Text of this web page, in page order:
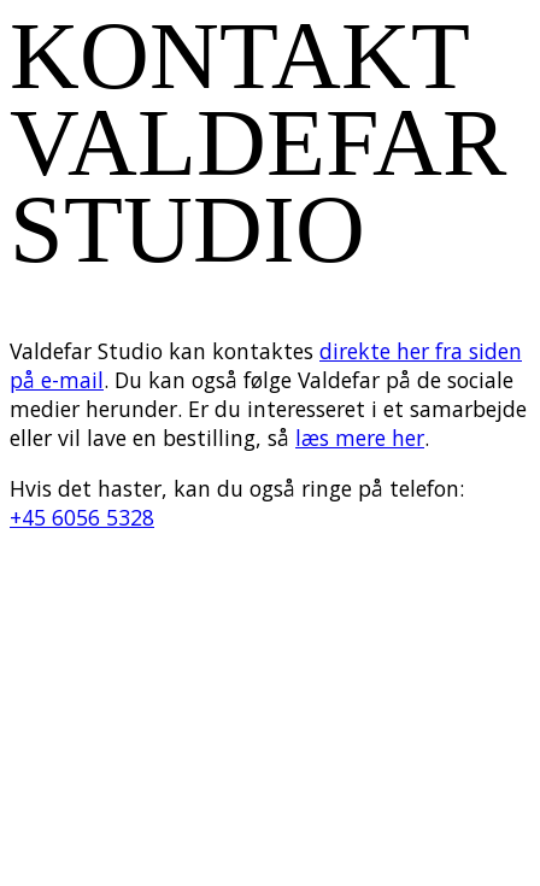
KONTAKT
VALDEFAR
STUDIO
Valdefar Studio kan kontaktes direkte her fra siden
på e-mail. Du kan også følge Valdefar på de sociale
medier herunder. Er du interesseret i et samarbejde
eller vil lave en bestilling, så læs mere her.
Hvis det haster, kan du også ringe på telefon:
+45 6056 5328